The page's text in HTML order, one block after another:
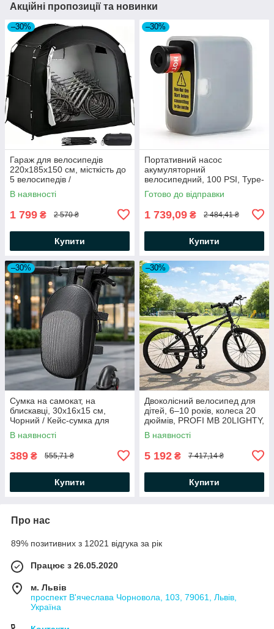
Акційні пропозиції та новинки
–30%
Гараж для велосипедів
220х185х150 см, місткість до
5 велосипедів /
Велосипедний намет
В наявності
1 799 ₴ 2 570 ₴
Купити
–30%
Портативний насос
акумуляторний
велосипедний, 100 PSI, Type-
C, AS1 Mini / Насос для
велосипедних шин
Готово до відправки
1 739,09 ₴ 2 484,41 ₴
Купити
–30%
Сумка на самокат, на
блискавці, 30х16х15 см,
Чорний / Кейс-сумка для
самоката / Велосумка
В наявності
389 ₴ 555,71 ₴
Купити
–30%
Двоколісний велосипед для
дітей, 6–10 років, колеса 20
дюймів, PROFІ MB 20LIGHTY,
Чорний / Дитячий велосипед
алюмінієвий
В наявності
5 192 ₴ 7 417,14 ₴
Купити
Про нас
89% позитивних з 12021 відгука за рік
Працює з 26.05.2020
м. Львів
проспект В'ячеслава Чорновола, 103, 79061, Львів,
Україна